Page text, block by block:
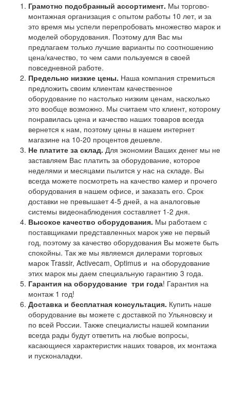
Грамотно подобранный ассортимент. Мы торгово-
монтажная организация с опытом работы 10 лет, и за
это время мы успели перепробовать множество марок и
моделей оборудования. Поэтому для Вас мы
предлагаем только лучшие варианты по соотношению
цена/качество, то чем сами пользуемся в своей
повседневной работе.
Предельно низкие цены. Наша компания стремиться
предложить своим клиентам качественное
оборудование по настолько низким ценам, насколько
это вообще возможно. Мы считаем что клиент, которому
понравилась цена и качество наших товаров всегда
вернется к нам, поэтому цены в нашем интернет
магазине на 10-20 процентов дешевле.
Не платите за склад. Для экономии Ваших денег мы не
заставляем Вас платить за оборудование, которое
неделями и месяцами пылится у нас на складе. Вы
всегда можете посмотреть на качество камер и прочего
оборудования в нашем офисе, и заказать его. Срок
доставки не превышает 4-5 дней, а на аналоговые
системы видеонаблюдения составляет 1-2 дня.
Высокое качество оборудования. Мы работаем с
поставщиками представленных марок уже не первый
год, поэтому за качество оборудования Вы можете быть
спокойны. Так же мы являемся дилерами торговых
марок Trassir, Activecam, Optimus и на оборудование
этих марок мы даем специальную гарантию 3 года.
Гарантия на оборудование три года! Гарантия на
монтаж 1 год!
Доставка и бесплатная консультация. Купить наше
оборудование вы можете с доставкой по Ульяновску и
по всей России. Также специалисты нашей компании
всегда рады будут ответить на любые вопросы,
касающиеся характеристик наших товаров, их монтажа
и пусконаладки.